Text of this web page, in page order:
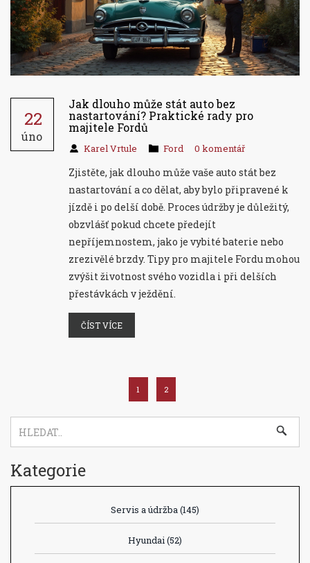
22
úno
Jak dlouho může stát auto bez
nastartování? Praktické rady pro
majitele Fordů
Karel Vrtule Ford 0 komentář
Zjistěte, jak dlouho může vaše auto stát bez
nastartování a co dělat, aby bylo připravené k
jízdě i po delší době. Proces údržby je důležitý,
obzvlášť pokud chcete předejít
nepříjemnostem, jako je vybité baterie nebo
zrezivělé brzdy. Tipy pro majitele Fordu mohou
zvýšit životnost svého vozidla i při delších
přestávkách v ježdění.
ČÍST VÍCE
1 2
Kategorie
Servis a údržba (145)
Hyundai (52)